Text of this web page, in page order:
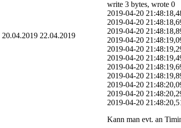
20.04.2019 22.04.2019
write 3 bytes, wrote 0
2019-04-20
2019-04-20
2019-04-20
2019-04-20
2019-04-20
2019-04-20
2019-04-20
2019-04-20
2019-04-20
2019-04-20
2019-04-20
Kann man evt. an